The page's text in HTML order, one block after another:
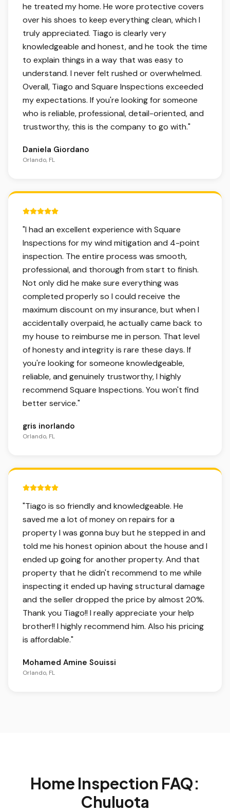
he treated my home. He wore protective covers
over his shoes to keep everything clean, which I
truly appreciated. Tiago is clearly very
knowledgeable and honest, and he took the time
to explain things in a way that was easy to
understand. I never felt rushed or overwhelmed.
Overall, Tiago and Square Inspections exceeded
my expectations. If you're looking for someone
who is reliable, professional, detail-oriented, and
trustworthy, this is the company to go with."
Daniela Giordano
Orlando, FL
5 out of 5 stars.
"I had an excellent experience with Square
Inspections for my wind mitigation and 4-point
inspection. The entire process was smooth,
professional, and thorough from start to finish.
Not only did he make sure everything was
completed properly so I could receive the
maximum discount on my insurance, but when I
accidentally overpaid, he actually came back to
my house to reimburse me in person. That level
of honesty and integrity is rare these days. If
you're looking for someone knowledgeable,
reliable, and genuinely trustworthy, I highly
recommend Square Inspections. You won't find
better service."
gris inorlando
Orlando, FL
5 out of 5 stars.
"Tiago is so friendly and knowledgeable. He
saved me a lot of money on repairs for a
property I was gonna buy but he stepped in and
told me his honest opinion about the house and I
ended up going for another property. And that
property that he didn't recommend to me while
inspecting it ended up having structural damage
and the seller dropped the price by almost 20%.
Thank you Tiago!! I really appreciate your help
brother!! I highly recommend him. Also his pricing
is affordable."
Mohamed Amine Souissi
Orlando, FL
Home Inspection FAQ:
Chuluota